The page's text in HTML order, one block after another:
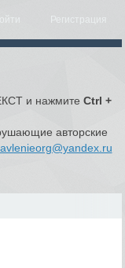
Регистрация
и нажмите Ctrl +
авторские